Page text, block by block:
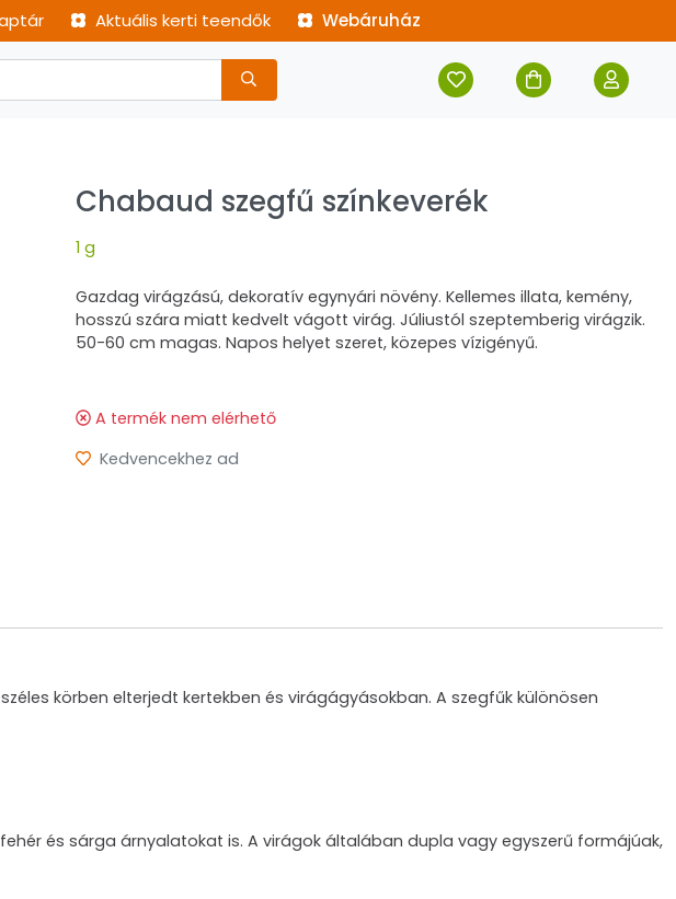
Aktuális kerti teendők Webáruház
Chabaud szegfű színkeverék
1 g
Gazdag virágzású, dekoratív egynyári növény. Kellemes illata, kemény,
hosszú szára miatt kedvelt vágott virág. Júliustól szeptemberig virágzik.
50-60 cm magas. Napos helyet szeret, közepes vízigényű.
A termék nem elérhető
Kedvencekhez ad
körben elterjedt kertekben és virágágyásokban. A szegfűk különösen
és sárga árnyalatokat is. A virágok általában dupla vagy egyszerű formájúak,